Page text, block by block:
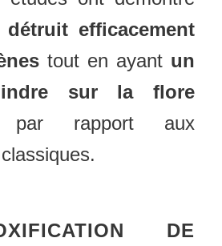
détruit efficacement
tout en ayant un
sur la flore
rapport aux
DE